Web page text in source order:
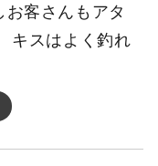
お客さんもアタ
キスはよく釣れ